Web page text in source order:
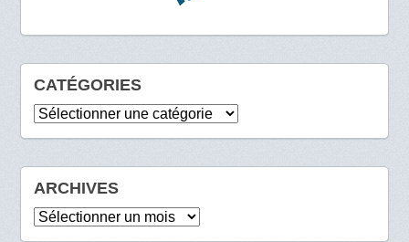
CATÉGORIES
Catégories
ARCHIVES
Archives